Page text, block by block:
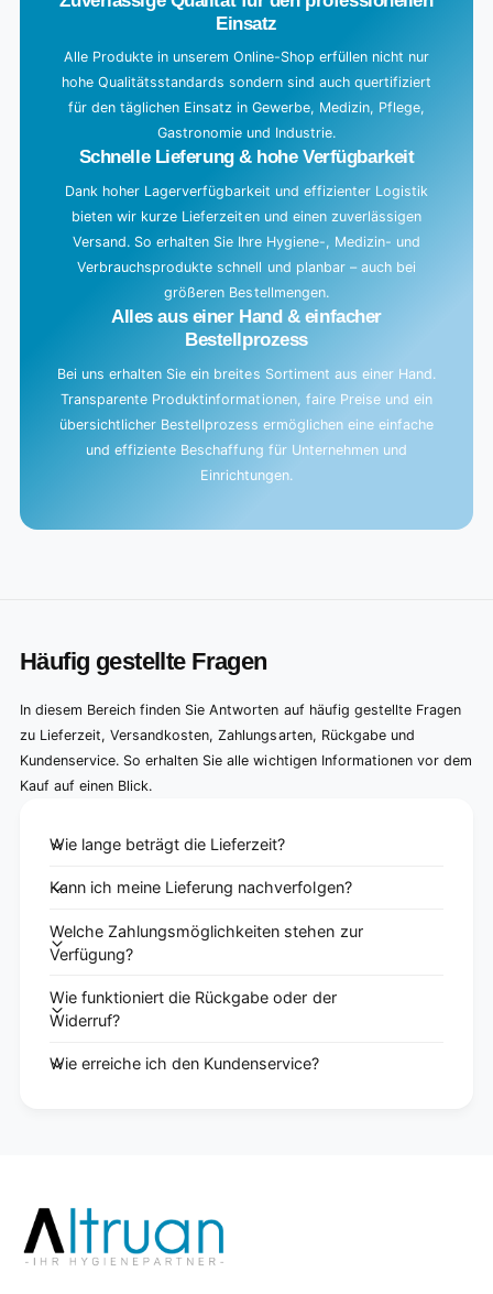
Einsatz
Alle Produkte in unserem Online-Shop erfüllen nicht nur
hohe Qualitätsstandards sondern sind auch quertifiziert
für den täglichen Einsatz in Gewerbe, Medizin, Pflege,
Gastronomie und Industrie.
Schnelle Lieferung & hohe Verfügbarkeit
Dank hoher Lagerverfügbarkeit und effizienter Logistik
bieten wir kurze Lieferzeiten und einen zuverlässigen
Versand. So erhalten Sie Ihre Hygiene-, Medizin- und
Verbrauchsprodukte schnell und planbar – auch bei
größeren Bestellmengen.
Alles aus einer Hand & einfacher
Bestellprozess
Bei uns erhalten Sie ein breites Sortiment aus einer Hand.
Transparente Produktinformationen, faire Preise und ein
übersichtlicher Bestellprozess ermöglichen eine einfache
und effiziente Beschaffung für Unternehmen und
Einrichtungen.
Häufig gestellte Fragen
In diesem Bereich finden Sie Antworten auf häufig gestellte Fragen
zu Lieferzeit, Versandkosten, Zahlungsarten, Rückgabe und
Kundenservice. So erhalten Sie alle wichtigen Informationen vor dem
Kauf auf einen Blick.
Wie lange beträgt die Lieferzeit?
Kann ich meine Lieferung nachverfolgen?
Welche Zahlungsmöglichkeiten stehen zur
Verfügung?
Wie funktioniert die Rückgabe oder der
Widerruf?
Wie erreiche ich den Kundenservice?